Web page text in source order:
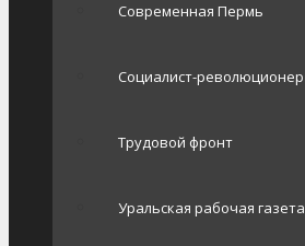
Современная Пермь
Социалист-революционер
Трудовой фронт
Уральская рабочая газета